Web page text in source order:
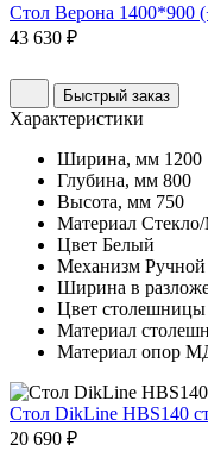
Стол Верона 1400*900
43 630 ₽
Быстрый заказ
Характеристики
Ширина, мм 1200
Глубина, мм 800
Высота, мм 750
Материал
Цвет Белый
Механизм Ручной
Ширина в
Цвет столешницы
Материал
Материал опор
Стол DikLine HBS140
20 690 ₽